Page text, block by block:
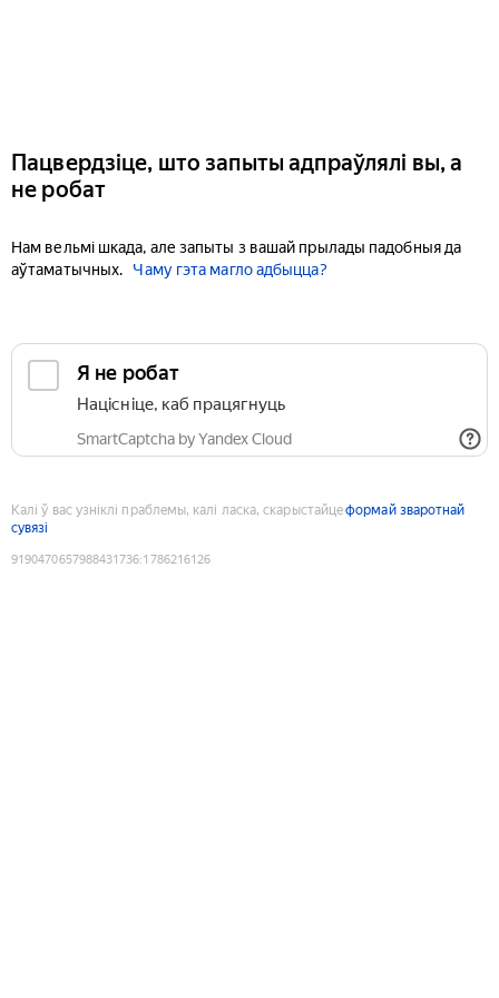
Пацвердзіце, што запыты адпраўлялі вы, а
не робат
Нам вельмі шкада, але запыты з вашай прылады падобныя да
аўтаматычных.
Чаму гэта магло адбыцца?
Я не робат
Націсніце, каб працягнуць
SmartCaptcha by Yandex Cloud
Калі ў вас узніклі праблемы, калі ласка, скарыстайцеформай зваротнай
сувязі
9190470657988431736:1786216126